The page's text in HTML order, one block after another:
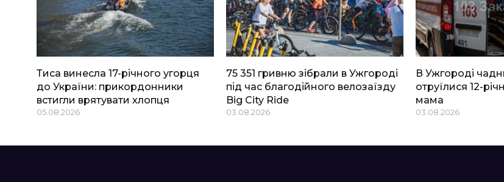
Тиса винесла 17-річного угорця
до України: прикордонники
встигли врятувати хлопця
05.08.2026
75 351 гривню зібрали в Ужгороді
під час благодійного велозаїзду
Big Сity Ride
03.08.2026
В Ужгороді
отруїлися 12-
мама
03.08.2026